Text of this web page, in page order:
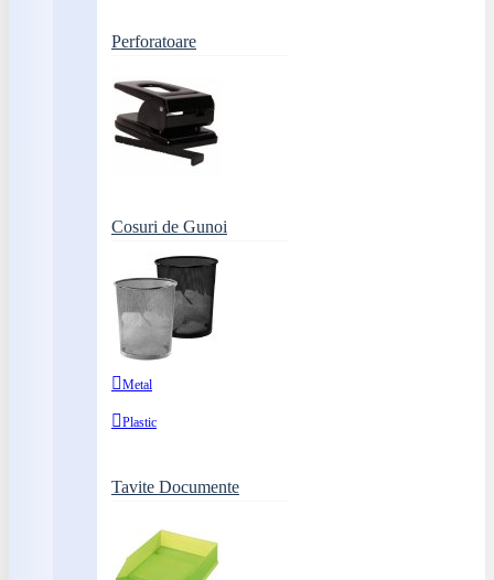
Perforatoare
Cosuri de Gunoi
Metal
Plastic
Tavite Documente